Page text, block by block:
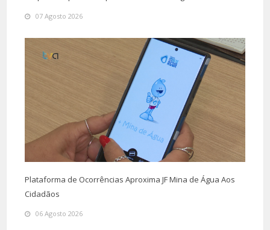
07 Agosto 2026
Plataforma de Ocorrências Aproxima JF Mina de Água Aos
Cidadãos
06 Agosto 2026